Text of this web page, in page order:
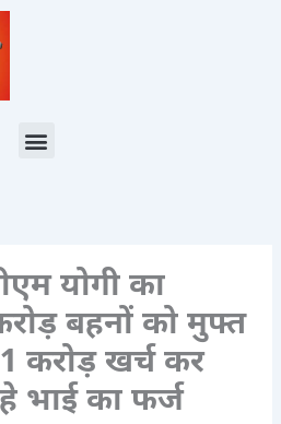
Menu
योगी का
बहनों को मुफ्त
करोड़ खर्च कर
भाई का फर्ज